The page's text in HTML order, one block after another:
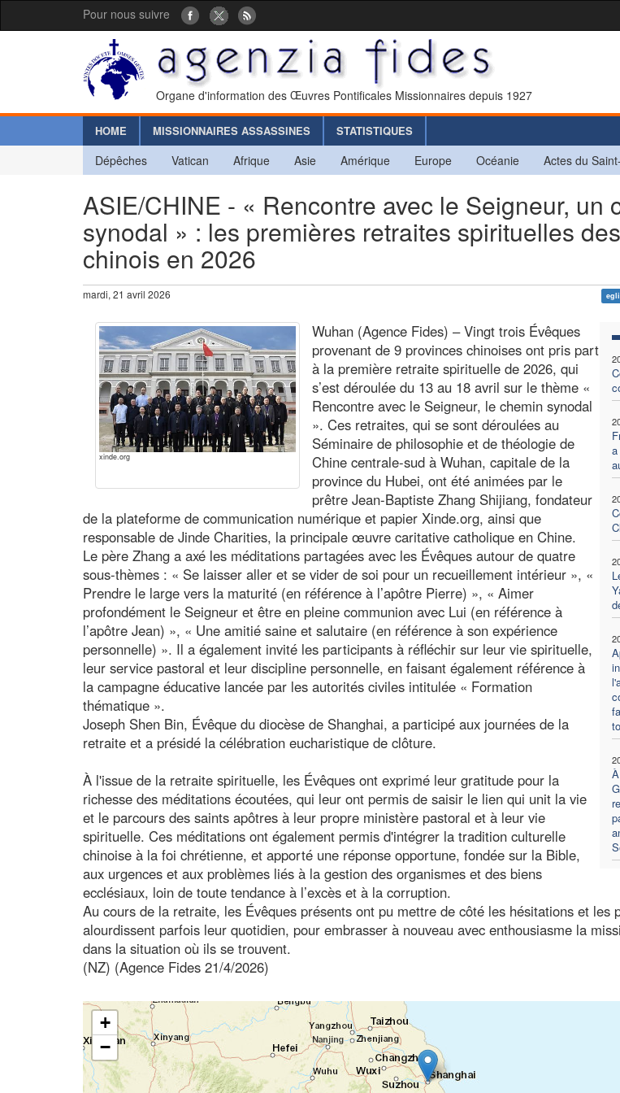
Pour nous suivre
Organe d'information des Œuvres Pontificales Missionnaires depuis 1927
HOME MISSIONNAIRES ASSASSINES STATISTIQUES
Dépêches Vatican Afrique Asie Amérique Europe Océanie Actes du
ASIE/CHINE - « Rencontre avec le Seigneur, un
synodal » : les premières retraites spirituelles
chinois en 2026
mardi, 21 avril 2026
xinde.org
Wuhan (Agence Fides) – Vingt trois Évêques
provenant de 9 provinces chinoises ont pris part
à la première retraite spirituelle de 2026, qui
s’est déroulée du 13 au 18 avril sur le thème «
Rencontre avec le Seigneur, le chemin synodal
». Ces retraites, qui se sont déroulées au
Séminaire de philosophie et de théologie de
Chine centrale-sud à Wuhan, capitale de la
province du Hubei, ont été animées par le
prêtre Jean-Baptiste Zhang Shijiang, fondateur
de la plateforme de communication numérique et papier Xinde.org, ainsi que
responsable de Jinde Charities, la principale œuvre caritative catholique en Chine.
Le père Zhang a axé les méditations partagées avec les Évêques autour de quatre
sous-thèmes : « Se laisser aller et se vider de soi pour un recueillement intérieur », «
Prendre le large vers la maturité (en référence à l’apôtre Pierre) », « Aimer
profondément le Seigneur et être en pleine communion avec Lui (en référence à
l’apôtre Jean) », « Une amitié saine et salutaire (en référence à son expérience
personnelle) ». Il a également invité les participants à réfléchir sur leur vie spirituelle,
leur service pastoral et leur discipline personnelle, en faisant également référence à
la campagne éducative lancée par les autorités civiles intitulée « Formation
thématique ».
Joseph Shen Bin, Évêque du diocèse de Shanghai, a participé aux journées de la
retraite et a présidé la célébration eucharistique de clôture.
À l'issue de la retraite spirituelle, les Évêques ont exprimé leur gratitude pour la
richesse des méditations écoutées, qui leur ont permis de saisir le lien qui unit la vie
et le parcours des saints apôtres à leur propre ministère pastoral et à leur vie
spirituelle. Ces méditations ont également permis d'intégrer la tradition culturelle
chinoise à la foi chrétienne, et apporté une réponse opportune, fondée sur la Bible,
aux urgences et aux problèmes liés à la gestion des organismes et des biens
ecclésiaux, loin de toute tendance à l’excès et à la corruption.
Au cours de la retraite, les Évêques présents ont pu mettre de côté les hésitations et les
alourdissent parfois leur quotidien, pour embrasser à nouveau avec enthousiasme la
dans la situation où ils se trouvent.
(NZ) (Agence Fides 21/4/2026)
+
−